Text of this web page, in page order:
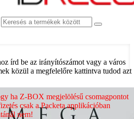
írd be az irányítószámot vagy a város
közül a megfelelőre kattintva tudod azt
ha Z-BOX megjelölésű csomagpontot
csak a Packeta applikációban
nem!